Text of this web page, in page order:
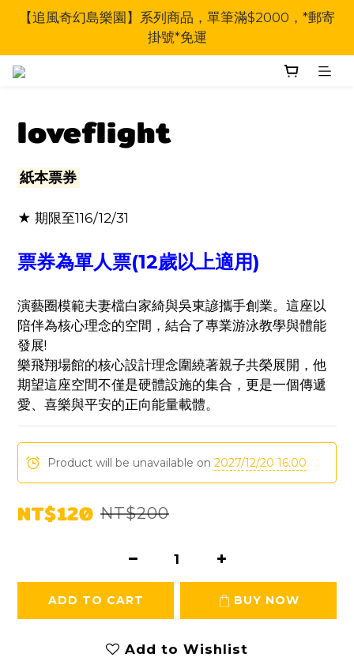
【追風奇幻島樂園】系列商品，單筆滿$2000，*郵寄
掛號*免運
loveflight
紙本票券
★ 期限至116/12/31
票券為單人票(12歲以上適用)
演藝圈模範夫妻檔白家綺與吳東諺攜手創業。這座以
陪伴為核心理念的空間，結合了專業游泳教學與體能
發展!
樂飛翔場館的核心設計理念圍繞著親子共榮展開，他
期望這座空間不僅是硬體設施的集合，更是一個傳遞
愛、喜樂與平安的正向能量載體。
Product will be unavailable on 2027/12/20 16:00
NT$120 NT$200
ADD TO CART BUY NOW
Add to Wishlist